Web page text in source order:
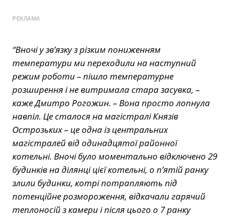
РЕКЛАМА
“Вночі у зв’язку з різким пониженням
температури ми переходили на наступний
режим роботи – пішло температурне
розширення і не витримала стара засувка, –
каже Дмитро Рогожин. – Вона просто лопнула
навпіл. Це сталося на магістралі Князів
Острозьких – це одна із центральних
магістралей від одинадцятої районної
котельні. Вночі було моментально відключено 29
будинків на ділянці цієї котельні, о п’ятій ранку
злили будинки, котрі потрапляють під
потенційне розмороження, відкачали гарячий
теплоносій з камери і після цього о 7 ранку